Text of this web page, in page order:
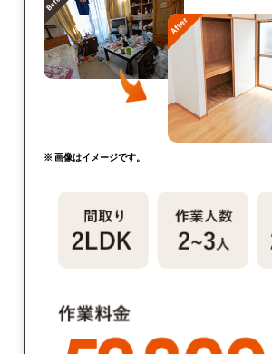
※ 画像はイメージです。